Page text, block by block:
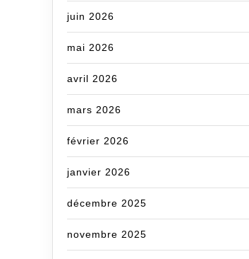
juin 2026
mai 2026
avril 2026
mars 2026
février 2026
janvier 2026
décembre 2025
novembre 2025